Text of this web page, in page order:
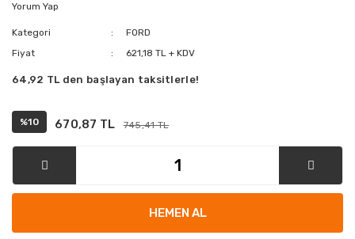
Yorum Yap
Kategori
FORD
Fiyat
621,18 TL + KDV
64,92 TL den başlayan taksitlerle!
%10 670,87 TL 745,41 TL
HEMEN AL